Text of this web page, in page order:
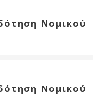
Νομικού
Νομικού